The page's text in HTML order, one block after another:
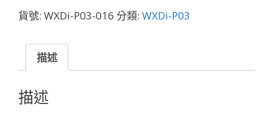
Ｖ
Ｗ
Ｌ
Ｆ
－
貨號: WXDi-P03-016 分類: WXDi-P03
描述
描述